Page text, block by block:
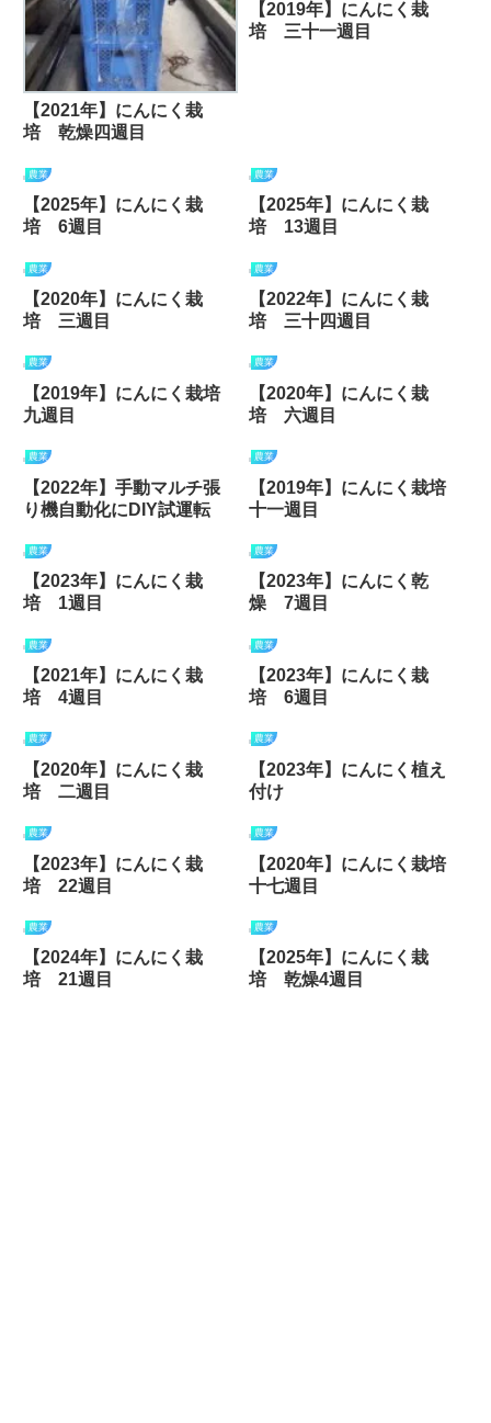
【2021年】にんにく栽
培 乾燥四週目
【2019年】にんにく栽
培 三十一週目
農業
【2025年】にんにく栽
培 6週目
農業
【2025年】にんにく栽
培 13週目
農業
【2020年】にんにく栽
培 三週目
農業
【2022年】にんにく栽
培 三十四週目
農業
【2019年】にんにく栽培
九週目
農業
【2020年】にんにく栽
培 六週目
農業
【2022年】手動マルチ張
り機自動化にDIY試運転
農業
【2019年】にんにく栽培
十一週目
農業
【2023年】にんにく栽
培 1週目
農業
【2023年】にんにく乾
燥 7週目
農業
【2021年】にんにく栽
培 4週目
農業
【2023年】にんにく栽
培 6週目
農業
【2020年】にんにく栽
培 二週目
農業
【2023年】にんにく植え
付け
農業
【2023年】にんにく栽
培 22週目
農業
【2020年】にんにく栽培
十七週目
農業
【2024年】にんにく栽
培 21週目
農業
【2025年】にんにく栽
培 乾燥4週目